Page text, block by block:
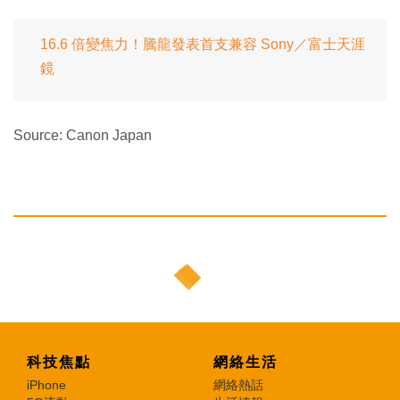
16.6 倍變焦力！騰龍發表首支兼容 Sony／富士天涯
鏡
Source: Canon Japan
科技焦點
iPhone
網絡生活
網絡熱話